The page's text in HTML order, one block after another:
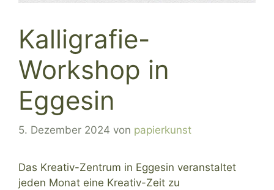
Kalligrafie-
Workshop in
Eggesin
5. Dezember 2024 von papierkunst
Das Kreativ-Zentrum in Eggesin veranstaltet
jeden Monat eine Kreativ-Zeit zu